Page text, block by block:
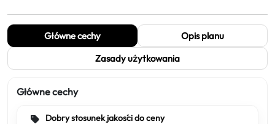
Główne cechy
Opis planu
Zasady użytkowania
Główne cechy
Dobry stosunek jakości do ceny